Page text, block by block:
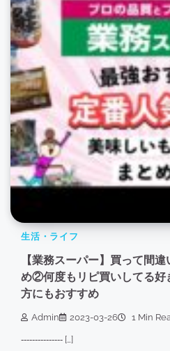
生活・ライフ
【業務スーパー】買って間
め②何度もリピ買いしてる好
方にもおすすめ
Admin 2023-03-26 1 Min
‐‐‐‐‐‐‐‐‐‐‐‐‐‐‐ […]